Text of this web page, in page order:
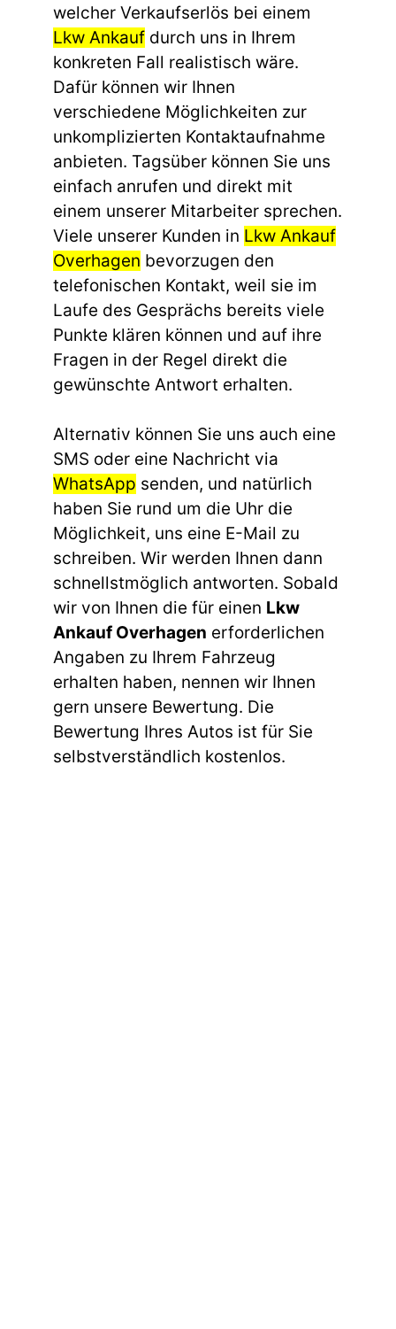
welcher Verkaufserlös bei einem
Lkw Ankauf durch uns in Ihrem
konkreten Fall realistisch wäre.
Dafür können wir Ihnen
verschiedene Möglichkeiten zur
unkomplizierten Kontaktaufnahme
anbieten. Tagsüber können Sie uns
einfach anrufen und direkt mit
einem unserer Mitarbeiter sprechen.
Viele unserer Kunden in Lkw Ankauf
Overhagen bevorzugen den
telefonischen Kontakt, weil sie im
Laufe des Gesprächs bereits viele
Punkte klären können und auf ihre
Fragen in der Regel direkt die
gewünschte Antwort erhalten.
Alternativ können Sie uns auch eine
SMS oder eine Nachricht via
WhatsApp senden, und natürlich
haben Sie rund um die Uhr die
Möglichkeit, uns eine E-Mail zu
schreiben. Wir werden Ihnen dann
schnellstmöglich antworten. Sobald
wir von Ihnen die für einen Lkw
Ankauf Overhagen erforderlichen
Angaben zu Ihrem Fahrzeug
erhalten haben, nennen wir Ihnen
gern unsere Bewertung. Die
Bewertung Ihres Autos ist für Sie
selbstverständlich kostenlos.